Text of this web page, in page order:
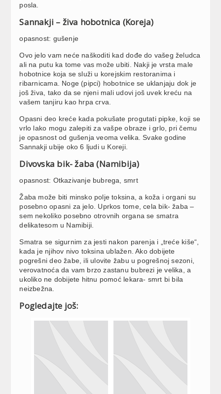
posla.
Sannakji – živa hobotnica (Koreja)
opasnost: gušenje
Ovo jelo vam neće naškoditi kad dođe do vašeg želudca
ali na putu ka tome vas može ubiti. Nakji je vrsta male
hobotnice koja se služi u korejskim restoranima i
ribarnicama. Noge (pipci) hobotnice se uklanjaju dok je
još živa, tako da se njeni mali udovi još uvek kreću na
vašem tanjiru kao hrpa crva.
Opasni deo kreće kada pokušate progutati pipke, koji se
vrlo lako mogu zalepiti za vašpe obraze i grlo, pri čemu
je opasnost od gušenja veoma velika. Svake godine
Sannakji ubije oko 6 ljudi u Koreji.
Divovska bik- žaba (Namibija)
opasnost: Otkazivanje bubrega, smrt
Žaba može biti minsko polje toksina, a koža i organi su
posebno opasni za jelo. Uprkos tome, cela bik- žaba –
sem nekoliko posebno otrovnih organa se smatra
delikatesom u Namibiji.
Smatra se sigurnim za jesti nakon parenja i „treće kiše“,
kada je njihov nivo toksina ublažen. Ako dobijete
pogrešni deo žabe, ili ulovite žabu u pogrešnoj sezoni,
verovatnoća da vam brzo zastanu bubrezi je velika, a
ukoliko ne dobijete hitnu pomoć lekara- smrt bi bila
neizbežna.
Pogledajte još: